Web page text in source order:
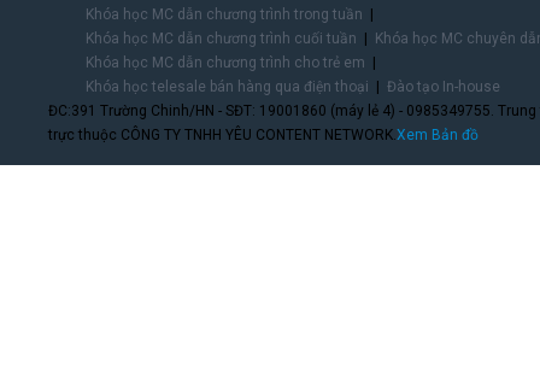
Khóa học MC dẫn chương trình trong tuần
Khóa học MC dẫn chương trình cuối tuần
Khóa học MC chuyên
Khóa học MC dẫn chương trình cho trẻ em
Khóa học telesale bán hàng qua điện thoại
Đào tạo In-house
ĐC:391 Trường Chinh/HN - SĐT: 19001860 (máy lẻ 4) - 0985349755.
trực thuộc CÔNG TY TNHH YÊU CONTENT NETWORK. Xem Bản đồ